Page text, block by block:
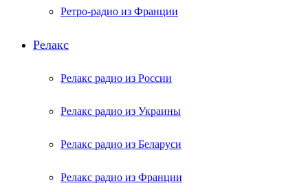
Ретро-радио из Франции
Релакс
Релакс радио из России
Релакс радио из Украины
Релакс радио из Беларуси
Релакс радио из Франции